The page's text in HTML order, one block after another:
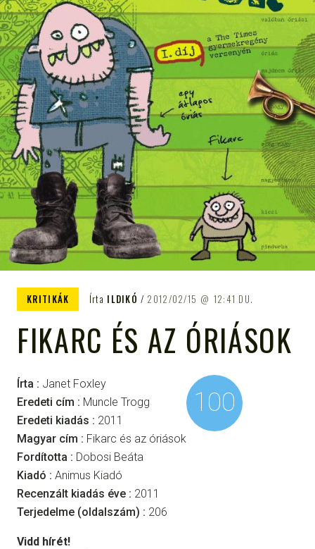
KRITIKÁK Írta ILDIKÓ 2012/02/15 12:41 DU.
FIKARC ÉS AZ ÓRIÁSOK
Írta : Janet Foxley
Eredeti cím : Muncle Trogg
Eredeti kiadás : 2011
Magyar cím : Fikarc és az óriások
Fordította : Dobosi Beáta
Kiadó : Animus Kiadó
Recenzált kiadás éve : 2011
Terjedelme (oldalszám) : 206
100
Vidd hírét!